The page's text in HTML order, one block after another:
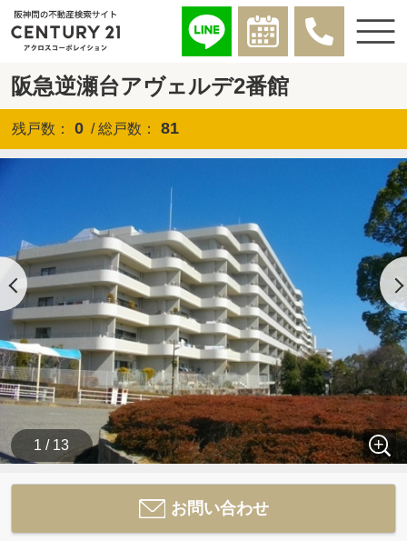
阪急逆瀬台アヴェルデ2番館
残戸数： 0 / 総戸数： 81
1 / 13
お問い合わせ